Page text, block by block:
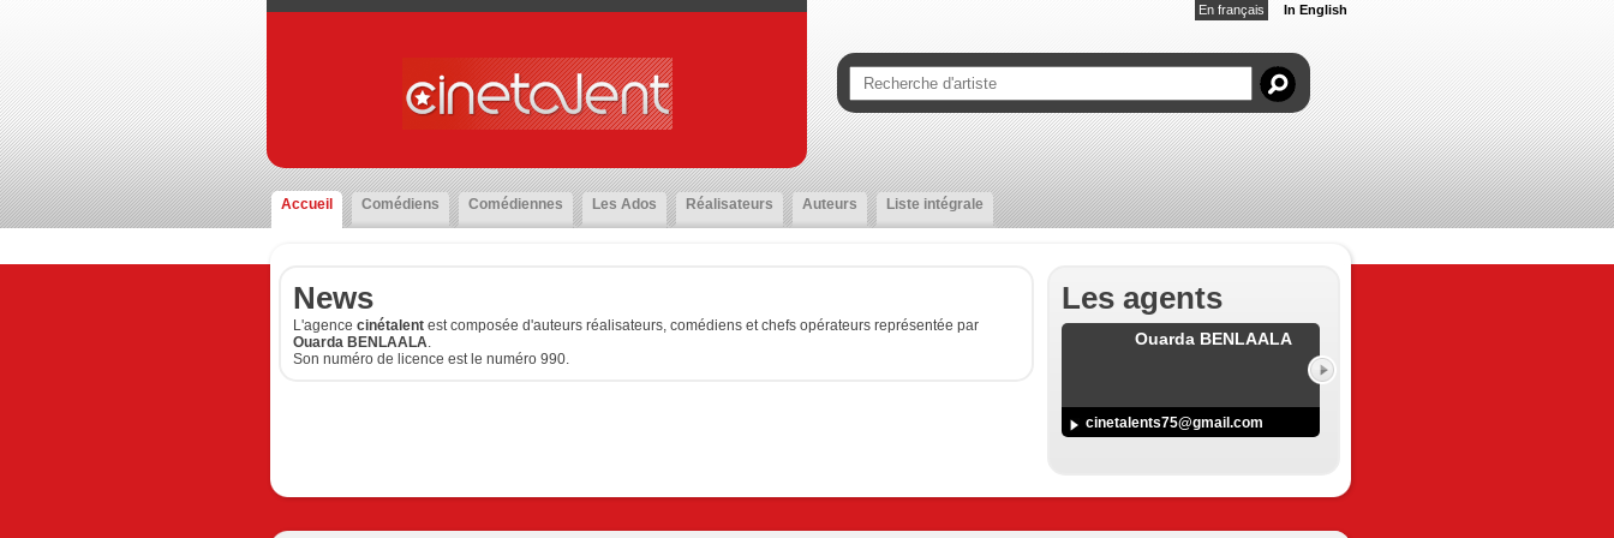
En français In English
Accueil Comédiens Comédiennes Les Ados Réalisateurs Auteurs Liste intégrale
News
L'agence cinétalent est composée d'auteurs réalisateurs, comédiens et chefs opérateurs représentée par
Ouarda BENLAALA.
Son numéro de licence est le numéro 990.
Les agents
Ouarda BENLAALA
cinetalents75@gmail.com